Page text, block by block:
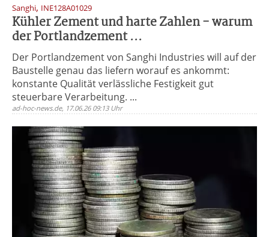
Sanghi, INE128A01029
Kühler Zement und harte Zahlen - warum
der Portlandzement ...
Der Portlandzement von Sanghi Industries will auf der
Baustelle genau das liefern worauf es ankommt:
konstante Qualität verlässliche Festigkeit gut
steuerbare Verarbeitung. ...
ad-hoc-news.de, 17.06.26 09:13 Uhr